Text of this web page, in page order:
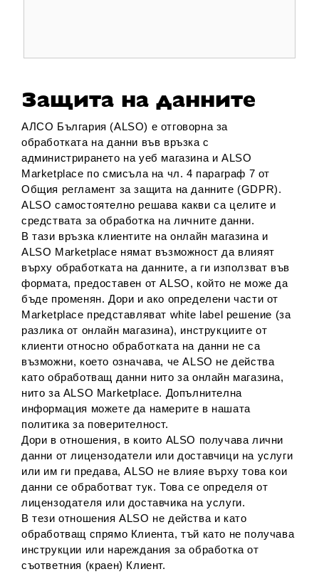
Защита на данните
АЛСО България (ALSO) е отговорна за
обработката на данни във връзка с
администрирането на уеб магазина и ALSO
Marketplace по смисъла на чл. 4 параграф 7 от
Общия регламент за защита на данните (GDPR).
ALSO самостоятелно решава какви са целите и
средствата за обработка на личните данни.
В тази връзка клиентите на онлайн магазина и
ALSO Marketplace нямат възможност да влияят
върху обработката на данните, а ги използват във
формата, предоставен от ALSO, който не може да
бъде променян. Дори и ако определени части от
Marketplace представляват white label решение (за
разлика от онлайн магазина), инструкциите от
клиенти относно обработката на данни не са
възможни, което означава, че ALSO не действа
като обработващ данни нито за онлайн магазина,
нито за ALSO Marketplace. Допълнителна
информация можете да намерите в нашата
политика за поверителност.
Дори в отношения, в които ALSO получава лични
данни от лицензодатели или доставчици на услуги
или им ги предава, ALSO не влияе върху това кои
данни се обработват тук. Това се определя от
лицензодателя или доставчика на услуги.
В тези отношения ALSO не действа и като
обработващ спрямо Клиента, тъй като не получава
инструкции или нареждания за обработка от
съответния (краен) Клиент.